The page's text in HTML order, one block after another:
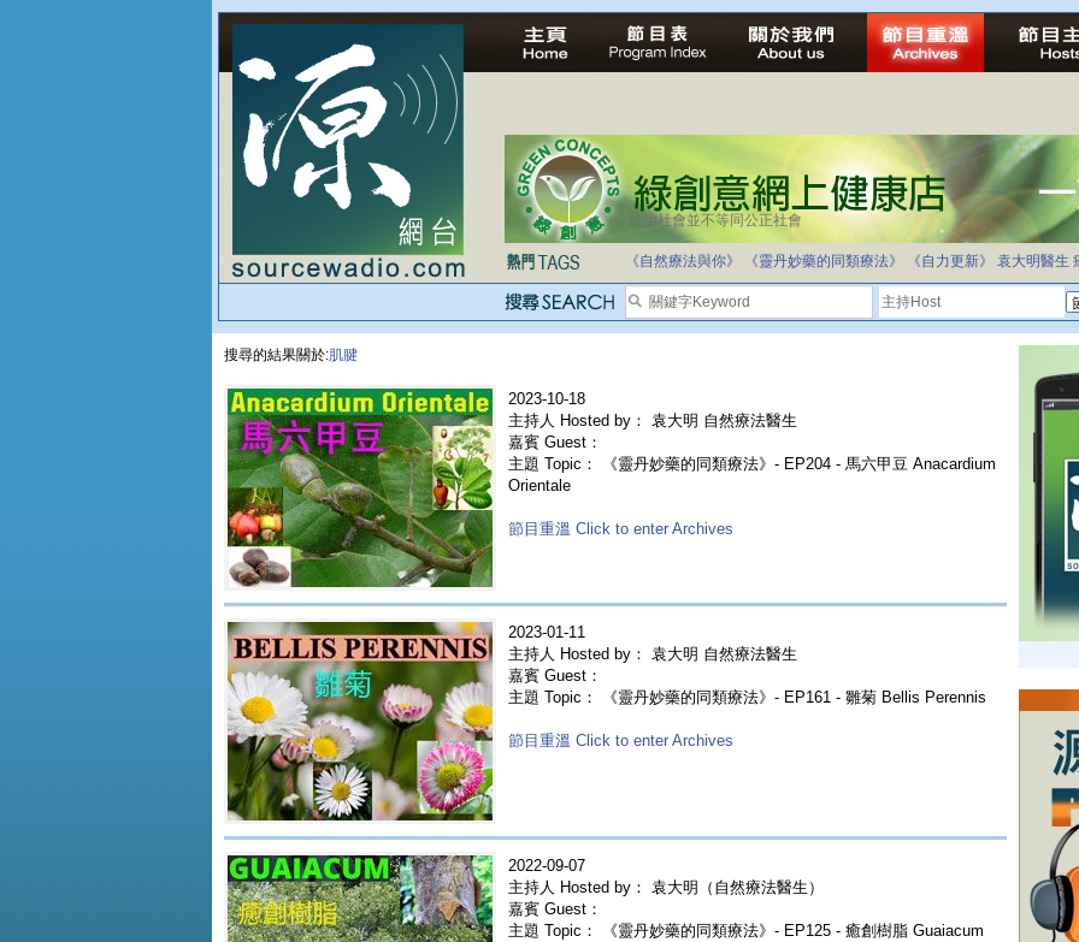
法治社會並不等同公正社會
自家教育合法化-推動多元化教育，全民學卷制
《自然療法與你》
《靈丹妙藥的同類療法》 《自力更新》 袁大明醫生
搜尋的結果關於:肌腱
2023-10-18
主持人 Hosted by： 袁大明 自然療法醫生
嘉賓 Guest：
主題 Topic： 《靈丹妙藥的同類療法》- EP204 - 馬六甲豆 Anacardium
Orientale
節目重溫 Click to enter Archives
2023-01-11
主持人 Hosted by： 袁大明 自然療法醫生
嘉賓 Guest：
主題 Topic： 《靈丹妙藥的同類療法》- EP161 - 雛菊 Bellis Perennis
節目重溫 Click to enter Archives
2022-09-07
主持人 Hosted by： 袁大明（自然療法醫生）
嘉賓 Guest：
主題 Topic： 《靈丹妙藥的同類療法》- EP125 - 癒創樹脂 Guaiacum